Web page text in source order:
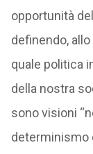
opportunità
definendo,
quale politica
della nostra
sono visioni
determinismo